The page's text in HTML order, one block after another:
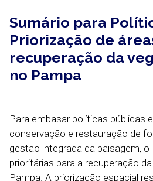
Sumário para
Priorização de
recuperação da
no Pampa
Para embasar políticas públicas
conservação e restauração de
gestão integrada da paisagem,
prioritárias para a recuperação
Pampa. A priorização espacial